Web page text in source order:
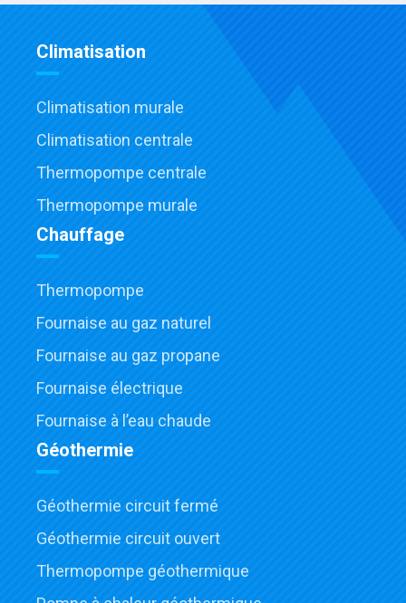
Climatisation
Climatisation murale
Climatisation centrale
Thermopompe centrale
Thermopompe murale
Chauffage
Thermopompe
Fournaise au gaz naturel
Fournaise au gaz propane
Fournaise électrique
Fournaise à l’eau chaude
Géothermie
Géothermie circuit fermé
Géothermie circuit ouvert
Thermopompe géothermique